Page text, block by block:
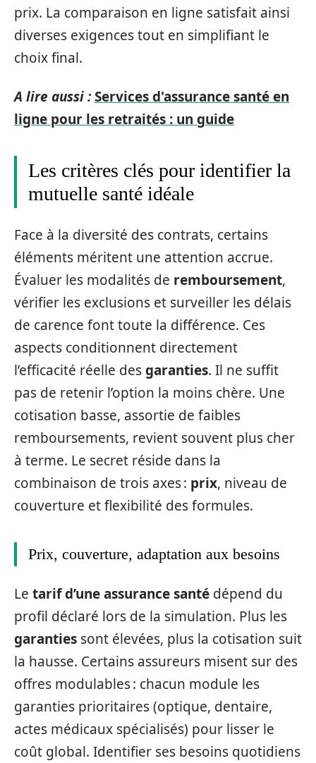
prix. La comparaison en ligne satisfait ainsi
diverses exigences tout en simplifiant le
choix final.
A lire aussi :Services d'assurance santé en
ligne pour les retraités : un guide
Les critères clés pour identifier la
mutuelle santé idéale
Face à la diversité des contrats, certains
éléments méritent une attention accrue.
Évaluer les modalités de remboursement,
vérifier les exclusions et surveiller les délais
de carence font toute la différence. Ces
aspects conditionnent directement
l’efficacité réelle desgaranties. Il ne suffit
pas de retenir l’option la moins chère. Une
cotisation basse, assortie de faibles
remboursements, revient souvent plus cher
à terme. Le secret réside dans la
combinaison de trois axes : prix, niveau de
couverture et flexibilité des formules.
Prix, couverture, adaptation aux besoins
Le tarif d’une assurance santé dépend du
profil déclaré lors de la simulation. Plus les
garanties sont élevées, plus la cotisation suit
la hausse. Certains assureurs misent sur des
offres modulables : chacun module les
garanties prioritaires (optique, dentaire,
actes médicaux spécialisés) pour lisser le
coût global. Identifier ses besoins quotidiens